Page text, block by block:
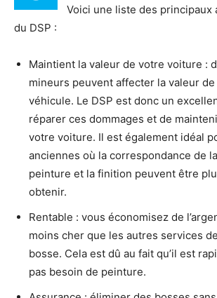
Voici une liste des principaux
du DSP :
Maintient la valeur de votre voiture :
mineurs peuvent affecter la valeur
véhicule. Le DSP est donc un
réparer ces dommages et de
votre voiture. Il est également idéal
anciennes où la correspondance de
peinture et la finition peuvent être
obtenir.
Rentable : vous économisez de
moins cher que les autres services
bosse. Cela est dû au fait qu’il est
pas besoin de peinture.